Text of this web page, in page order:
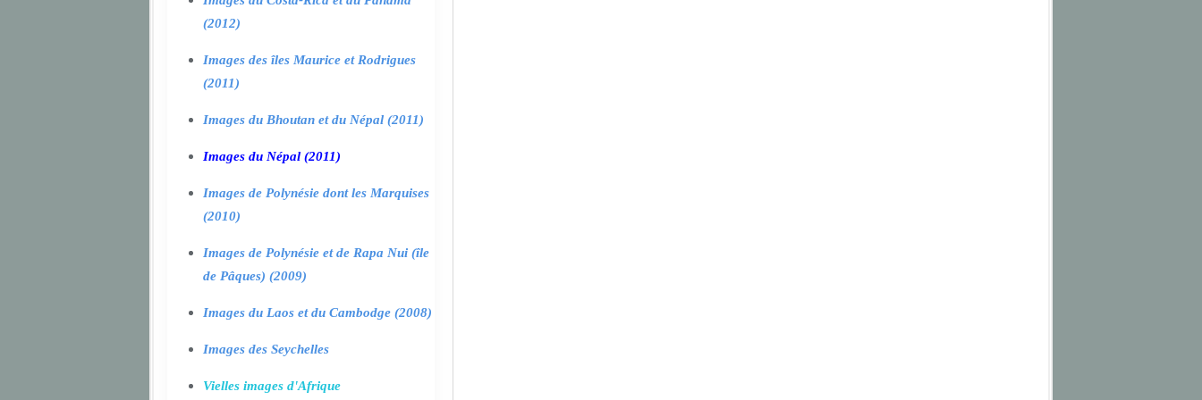
(2012)
Images des îles Maurice et Rodrigues
(2011)
Images du Bhoutan et du Népal (2011)
Images du Népal (2011)
Images de Polynésie dont les Marquises
(2010)
Images de Polynésie et de Rapa Nui (île
de Pâques) (2009)
Images du Laos et du Cambodge (2008)
Images des Seychelles
Vielles images d'Afrique